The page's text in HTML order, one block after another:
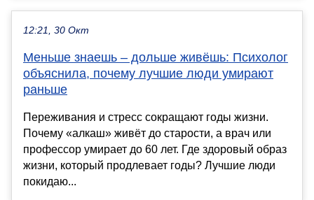
12:21, 30 Окт
Меньше знаешь – дольше живёшь: Психолог
объяснила, почему лучшие люди умирают
раньше
Переживания и стресс сокращают годы жизни.
Почему «алкаш» живёт до старости, а врач или
профессор умирает до 60 лет. Где здоровый образ
жизни, который продлевает годы? Лучшие люди
покидаю...